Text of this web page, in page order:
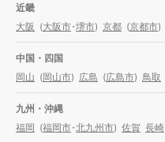
近畿
大阪 (大阪市・堺市) 京都 (京都市)
中国・四国
岡山 (岡山市) 広島 (広島市) 鳥取
九州・沖縄
福岡 (福岡市・北九州市) 佐賀 長崎